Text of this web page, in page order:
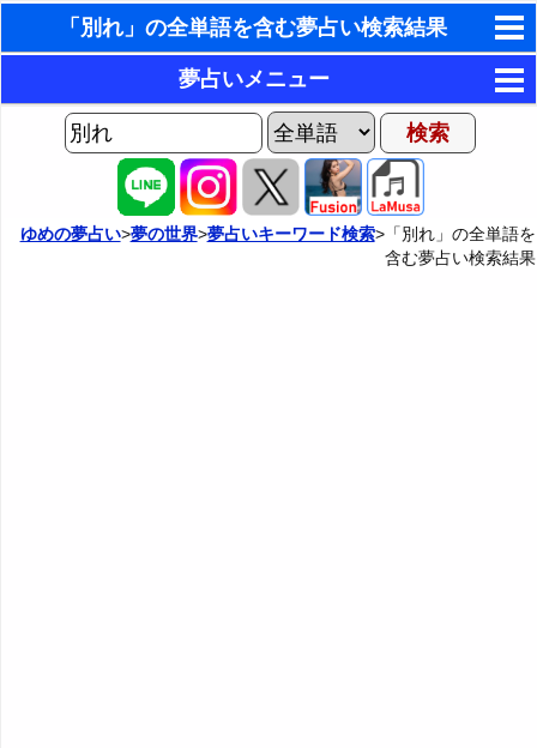
「別れ」の全単語を含む夢占い検索結果
東洋・西洋占星術
ホラリー占星術
手相占いで未来診断
タロットカードで無料占い
夢占いメニュー
AIゆめの夢占いチャット
ヨセフの夢占い
夢占い掲示板
ゆめの夢占い>夢の世界>夢占いキーワード検索>「別れ」の全単語を
含む夢占い検索結果